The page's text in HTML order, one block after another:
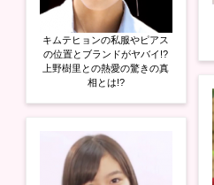
キムテヒョンの私服やピアス
の位置とブランドがヤバイ!?
上野樹里との熱愛の驚きの真
相とは!?